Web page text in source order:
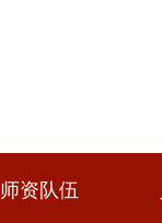
师资队伍